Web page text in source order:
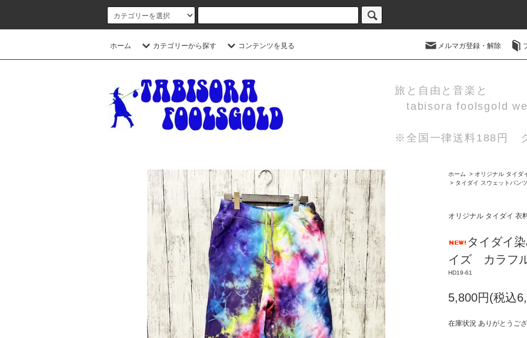
ホーム カテゴリーから探す コンテンツを見る メルマガ登録・解除
旅と自由と音楽と
tabisora foolsgold
※全国一律送料188円
ホーム > オリジナル タイダ
> タイダイ スウェットパンツ
オリジナル タイダイ 衣
タイダイ
イズ カラフ
HD19-61
5,800円(税込
在庫状況 ありがとうご